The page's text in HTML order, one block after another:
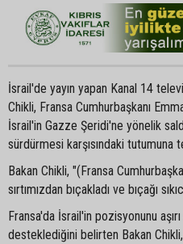
İsrail'de yayın yapan Kanal 14
Chikli, Fransa Cumhurbaşkanı
İsrail'in Gazze Şeridi'ne yönelik
sürdürmesi karşısındaki tutumuna
Bakan Chikli, "(Fransa
sırtımızdan bıçakladı ve bıçağı
Fransa'da İsrail'in pozisyonunu
desteklediğini belirten Bakan